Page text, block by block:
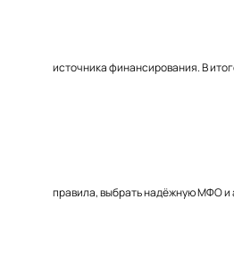
источника финансирования. В
правила, выбрать надёжную МФО и